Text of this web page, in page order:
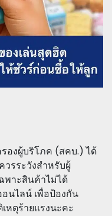
องผู้บริโภค (สคบ.) ได้
รระวังสำหรับผู้
พาะสินค้าไม่ได้
นไลน์ เพื่อป้องกัน
หตุร้ายแรงนะคะ